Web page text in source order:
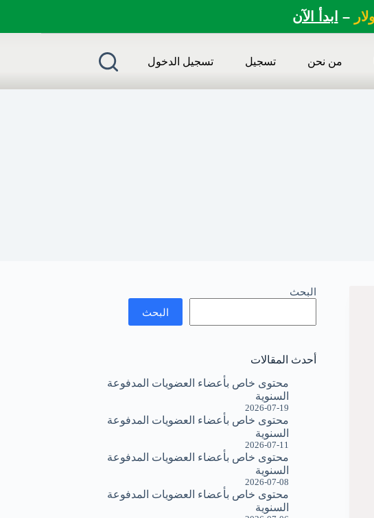
– ابدأ الآن
من نحن تسجيل تسجيل الدخول
البحث
البحث
أحدث المقالات
محتوى خاص بأعضاء العضويات المدفوعة
السنوية
2026-07-19
محتوى خاص بأعضاء العضويات المدفوعة
السنوية
2026-07-11
محتوى خاص بأعضاء العضويات المدفوعة
السنوية
2026-07-08
محتوى خاص بأعضاء العضويات المدفوعة
السنوية